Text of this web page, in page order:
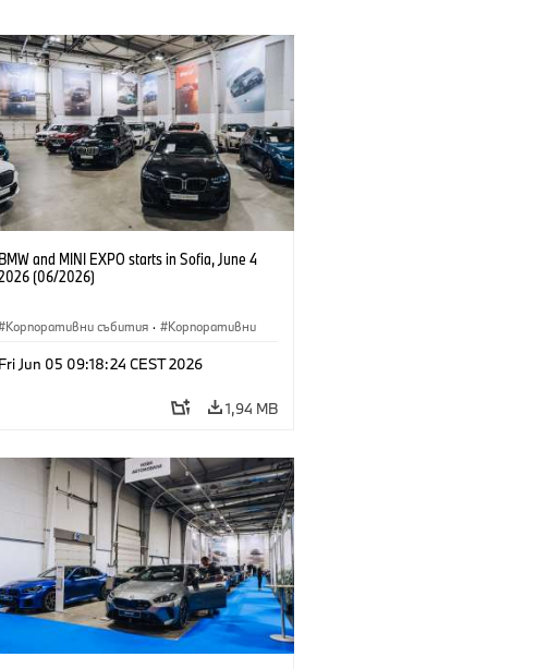
BMW and MINI EXPO starts in Sofia, June 4
(06/2026)
Корпоративни събития · Корпоративни
Fri Jun 05 09:18:24 CEST 2026
1,94 MB